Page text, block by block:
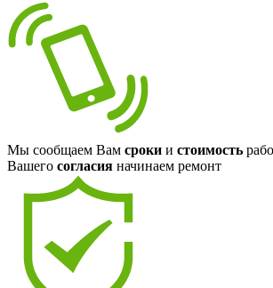
Мы сообщаем Вам сроки и стоимость
Вашего согласия начинаем ремонт